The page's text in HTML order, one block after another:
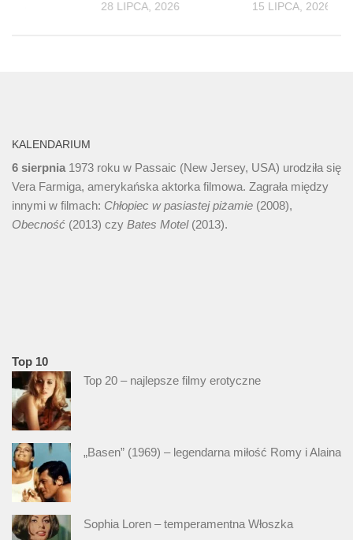
28 LIPCA, 2026 15 LIPCA, 2026
KALENDARIUM
6 sierpnia 1973 roku w Passaic (New Jersey, USA) urodziła się
Vera Farmiga, amerykańska aktorka filmowa. Zagrała między
innymi w filmach: Chłopiec w pasiastej piżamie (2008),
Obecność (2013) czy Bates Motel(2013).
Top 10
Top 20 – najlepsze filmy erotyczne
„Basen” (1969) – legendarna miłość Romy i Alaina
Sophia Loren – temperamentna Włoszka